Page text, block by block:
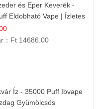
és Eper Keverék -
Eldobható Vape | Ízletes
Ft 14686.00
Íz - 35000 Puff Ibvape
Gyümölcsös